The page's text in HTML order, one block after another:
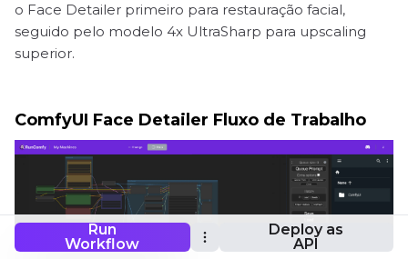
Run
Workflow
Deploy as
API
o Face Detailer primeiro para restauração facial,
seguido pelo modelo 4x UltraSharp para upscaling
superior.
ComfyUI Face Detailer Fluxo de Trabalho